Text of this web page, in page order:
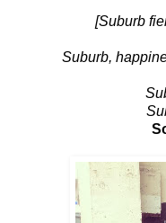
[Suburb
Suburb,